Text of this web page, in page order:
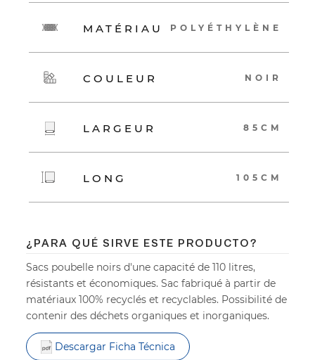
MATÉRIAU POLYÉTHYLÈNE
COULEUR NOIR
LARGEUR 85CM
LONG 105CM
¿PARA QUÉ SIRVE ESTE PRODUCTO?
Sacs poubelle noirs d'une capacité de 110 litres,
résistants et économiques. Sac fabriqué à partir de
matériaux 100% recyclés et recyclables. Possibilité de
contenir des déchets organiques et inorganiques.
Descargar Ficha Técnica